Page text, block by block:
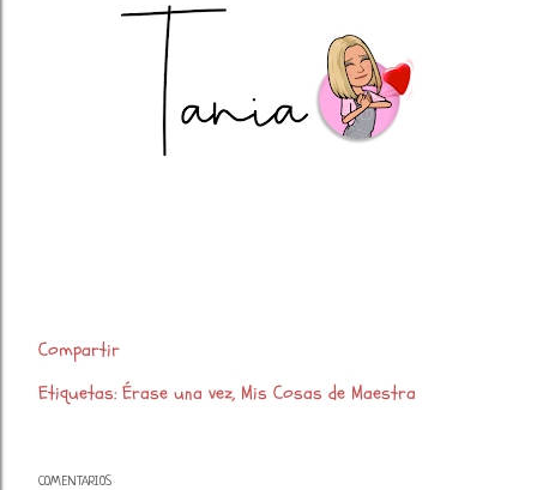
Compartir
Etiquetas: Érase una vez Mis Cosas de Maestra
COMENTARIOS